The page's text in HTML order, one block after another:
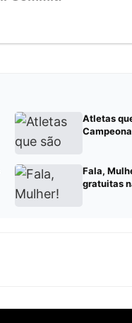
Atletas
Fala,
gratuitas